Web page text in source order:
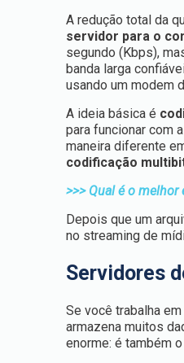
A redução total da
servidor para o
segundo (Kbps),
banda larga
usando um modem
A ideia básica é
para funcionar com
maneira diferente
codificação
>>> Qual é o
Depois que um
no streaming de
Servidores
Se você trabalha
armazena muitos
enorme: é também